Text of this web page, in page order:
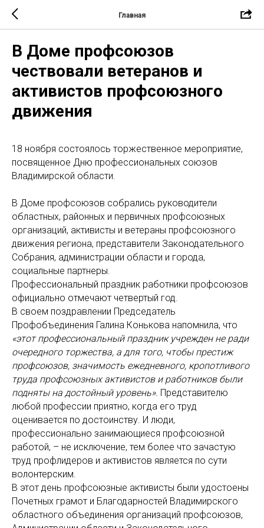
Главная
В Доме профсоюзов
чествовали ветеранов и
активистов профсоюзного
движения
18 ноября состоялось торжественное мероприятие,
посвященное Дню профессиональных союзов
Владимирской области.
В Доме профсоюзов собрались руководители
областных, районных и первичных профсоюзных
организаций, активисты и ветераны профсоюзного
движения региона, представители Законодательного
Собрания, администрации области и города,
социальные партнеры.
Профессиональный праздник работники профсоюзов
официально отмечают четвертый год.
В своем поздравлении Председатель
Профобъединения Галина Конькова напомнила, что
«этот профессиональный праздник учрежден не ради
очередного торжества, а для того, чтобы престиж
профсоюзов, значимость ежедневного, кропотливого
труда профсоюзных активистов и работников были
подняты на достойный уровень». Представителю
любой профессии приятно, когда его труд
оценивается по достоинству. И люди,
профессионально занимающиеся профсоюзной
работой, – не исключение, тем более что зачастую
труд профлидеров и активистов является по сути
волонтерским.
В этот день профсоюзные активисты были удостоены
Почетных грамот и Благодарностей Владимирского
областного объединения организаций профсоюзов,